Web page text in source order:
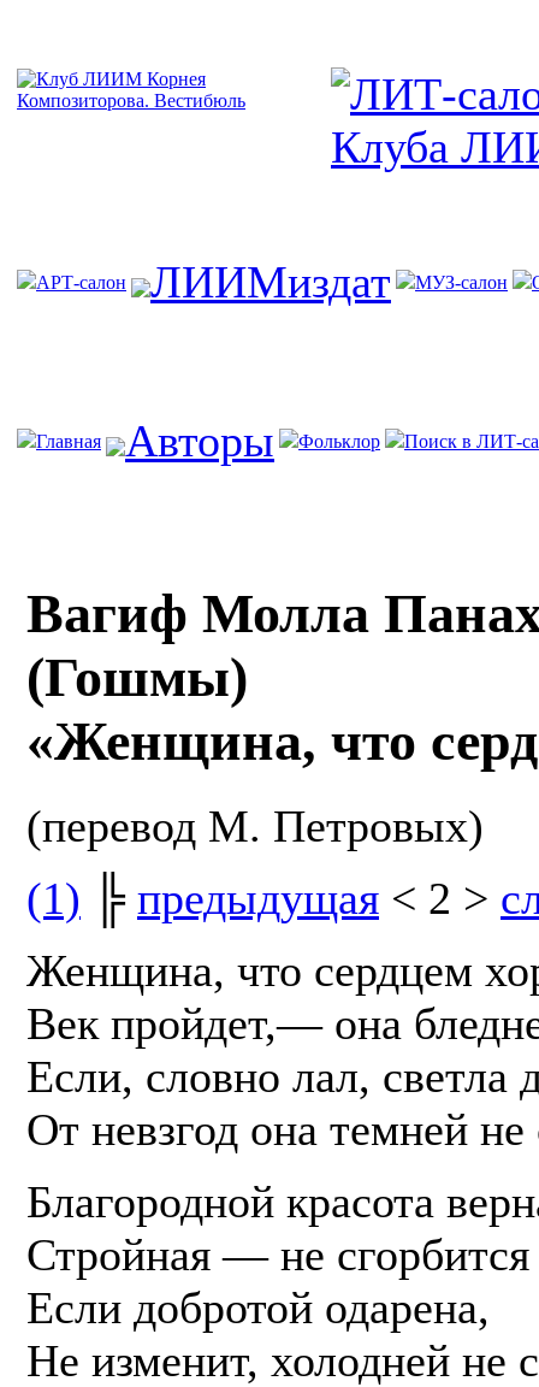
АРТ-салон ЛИИМиздат МУЗ-салон
Главная Авторы Фольклор Поиск в ЛИТ-
Вагиф Молла
(Гошмы)
«Женщина, что
(перевод М. Петровых)
(1) ╠ предыдущая < 2 >
Женщина, что сердцем
Век пройдет,— она
Если, словно лал, светла
От невзгод она темней не
Благородной красота
Стройная — не сгорбится
Если добротой одарена,
Не изменит, холодней не